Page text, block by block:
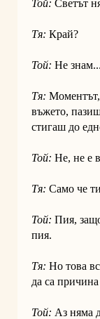
Той: Светът
Тя: Край?
Той: Не
Тя:
въжето,
стигаш до
Той: Не, не е
Тя: Само че
Той: Пия,
пия.
Тя: Но това
да са
Той: Аз няма